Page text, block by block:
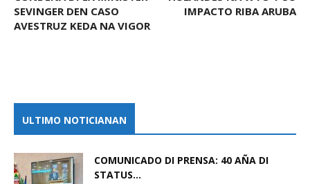
SEVINGER DEN CASO
AVESTRUZ KEDA NA VIGOR
IMPACTO RIBA ARUBA
ULTIMO NOTICIANAN
COMUNICADO DI PRENSA: 40 AÑA DI
STATUS...